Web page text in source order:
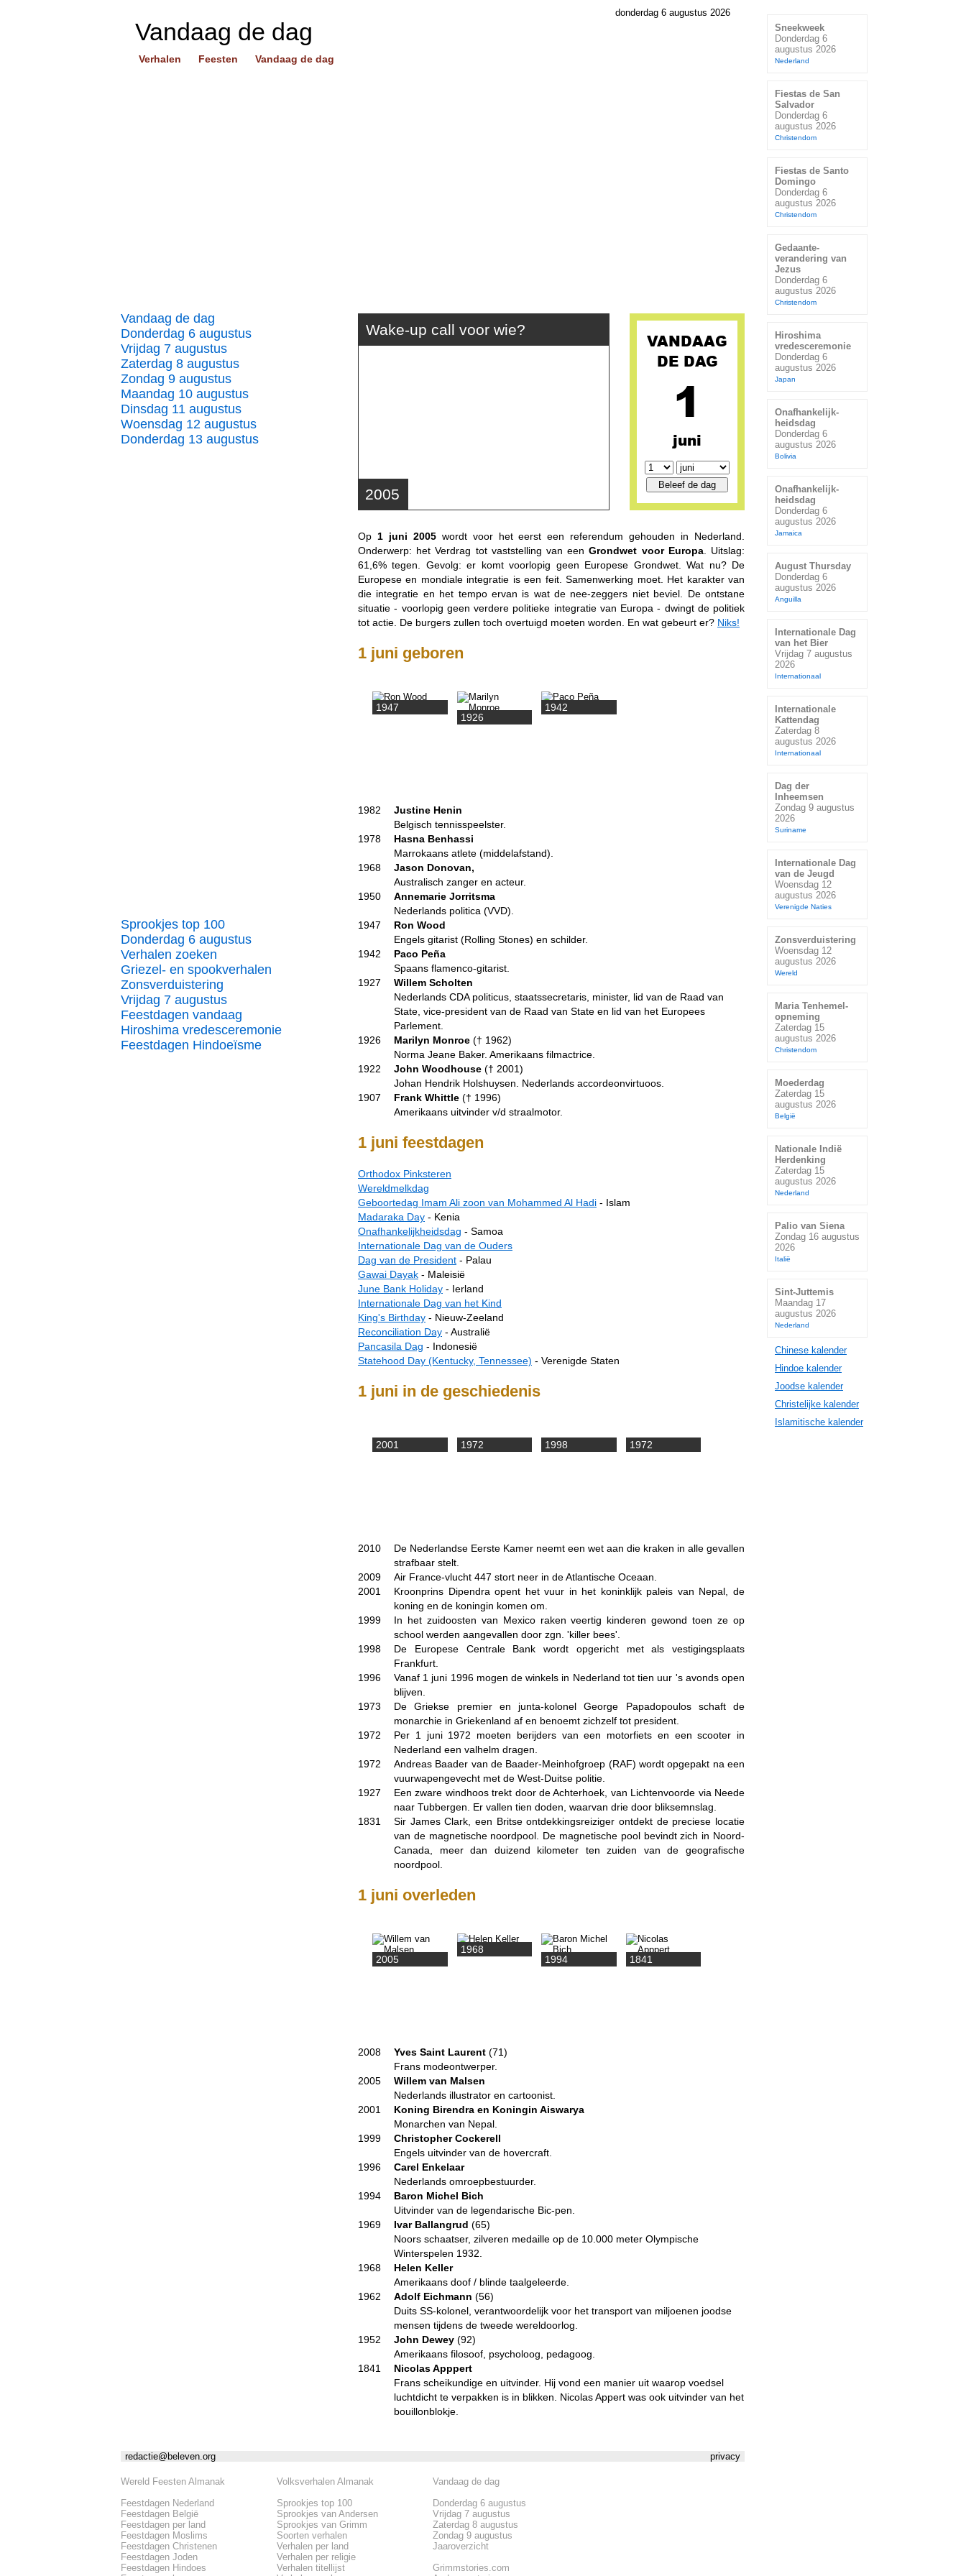
Sneekweek
Donderdag 6
augustus 2026
Nederland
Fiestas de San
Salvador
Donderdag 6
augustus 2026
Christendom
Fiestas de Santo
Domingo
Donderdag 6
augustus 2026
Christendom
Gedaante-
verandering van
Jezus
Donderdag 6
augustus 2026
Christendom
Hiroshima
vredesceremonie
Donderdag 6
augustus 2026
Japan
Onafhankelijk-
heidsdag
Donderdag 6
augustus 2026
Bolivia
Onafhankelijk-
heidsdag
Donderdag 6
augustus 2026
Jamaica
August Thursday
Donderdag 6
augustus 2026
Anguilla
Internationale Dag
van het Bier
Vrijdag 7 augustus
2026
Internationaal
Internationale
Kattendag
Zaterdag 8
augustus 2026
Internationaal
Dag der
Inheemsen
Zondag 9 augustus
2026
Suriname
Internationale Dag
van de Jeugd
Woensdag 12
augustus 2026
Verenigde Naties
Zonsverduistering
Woensdag 12
augustus 2026
Wereld
Maria Tenhemel-
opneming
Zaterdag 15
augustus 2026
Christendom
Moederdag
Zaterdag 15
augustus 2026
België
Nationale Indië
Herdenking
Zaterdag 15
augustus 2026
Nederland
Palio van Siena
Zondag 16 augustus
2026
Italië
Sint-Juttemis
Maandag 17
augustus 2026
Nederland
Chinese kalender
Hindoe kalender
Joodse kalender
Christelijke kalender
Islamitische kalender
donderdag 6 augustus 2026
Vandaag de dag
Verhalen Feesten Vandaag de dag
Vandaag de dag
Donderdag 6 augustus
Vrijdag 7 augustus
Zaterdag 8 augustus
Zondag 9 augustus
Maandag 10 augustus
Dinsdag 11 augustus
Woensdag 12 augustus
Donderdag 13 augustus
Sprookjes top 100
Donderdag 6 augustus
Verhalen zoeken
Griezel- en spookverhalen
Zonsverduistering
Vrijdag 7 augustus
Feestdagen vandaag
Hiroshima vredesceremonie
Feestdagen Hindoeïsme
2005
Wake-up call voor wie?
VANDAAG
DE DAG
1
juni
Op 1 juni 2005wordt voor het eerst een referendum gehouden in Nederland.
Onderwerp: het Verdrag tot vaststelling van eenGrondwet voor Europa. Uitslag:
61,6% tegen. Gevolg: er komt voorlopig geen Europese Grondwet. Wat nu? De
Europese en mondiale integratie is een feit. Samenwerking moet. Het karakter van
die integratie en het tempo ervan is wat de nee-zeggers niet beviel. De ontstane
situatie - voorlopig geen verdere politieke integratie van Europa - dwingt de politiek
tot actie. De burgers zullen toch overtuigd moeten worden. En wat gebeurt er? Niks!
1 juni geboren
1947
1926
1942
1982
Justine Henin
Belgisch tennisspeelster.
1978
Hasna Benhassi
Marrokaans atlete (middelafstand).
1968
Jason Donovan,
Australisch zanger en acteur.
1950
Annemarie Jorritsma
Nederlands politica (VVD).
1947
Ron Wood
Engels gitarist (Rolling Stones) en schilder.
1942
Paco Peña
Spaans flamenco-gitarist.
1927
Willem Scholten
Nederlands CDA politicus, staatssecretaris, minister, lid van de Raad van
State, vice-president van de Raad van State en lid van het Europees
Parlement.
1926
Marilyn Monroe († 1962)
Norma Jeane Baker. Amerikaans filmactrice.
1922
John Woodhouse († 2001)
Johan Hendrik Holshuysen. Nederlands accordeonvirtuoos.
1907
Frank Whittle († 1996)
Amerikaans uitvinder v/d straalmotor.
1 juni feestdagen
Orthodox Pinksteren
Wereldmelkdag
Geboortedag Imam Ali zoon van Mohammed Al Hadi - Islam
Madaraka Day - Kenia
Onafhankelijkheidsdag - Samoa
Internationale Dag van de Ouders
Dag van de President - Palau
Gawai Dayak - Maleisië
June Bank Holiday - Ierland
Internationale Dag van het Kind
King's Birthday - Nieuw-Zeeland
Reconciliation Day - Australië
Pancasila Dag - Indonesië
Statehood Day (Kentucky, Tennessee) - Verenigde Staten
1 juni in de geschiedenis
2001 1972 1998 1972
2010
De Nederlandse Eerste Kamer neemt een wet aan die kraken in alle gevallen
strafbaar stelt.
2009
Air France-vlucht 447 stort neer in de Atlantische Oceaan.
2001
Kroonprins Dipendra opent het vuur in het koninklijk paleis van Nepal, de
koning en de koningin komen om.
1999
In het zuidoosten van Mexico raken veertig kinderen gewond toen ze op
school werden aangevallen door zgn. 'killer bees'.
1998
De Europese Centrale Bank wordt opgericht met als vestigingsplaats
Frankfurt.
1996
Vanaf 1 juni 1996 mogen de winkels in Nederland tot tien uur 's avonds open
blijven.
1973
De Griekse premier en junta-kolonel George Papadopoulos schaft de
monarchie in Griekenland af en benoemt zichzelf tot president.
1972
Per 1 juni 1972 moeten berijders van een motorfiets en een scooter in
Nederland een valhelm dragen.
1972
Andreas Baader van de Baader-Meinhofgroep (RAF) wordt opgepakt na een
vuurwapengevecht met de West-Duitse politie.
1927
Een zware windhoos trekt door de Achterhoek, van Lichtenvoorde via Neede
naar Tubbergen. Er vallen tien doden, waarvan drie door bliksemnslag.
1831
Sir James Clark, een Britse ontdekkingsreiziger ontdekt de preciese locatie
van de magnetische noordpool. De magnetische pool bevindt zich in Noord-
Canada, meer dan duizend kilometer ten zuiden van de geografische
noordpool.
1 juni overleden
2005
1968
1994
1841
2008 Yves Saint Laurent (71)
Frans modeontwerper.
2005
Willem van Malsen
Nederlands illustrator en cartoonist.
2001
Koning Birendra en Koningin Aiswarya
Monarchen van Nepal.
1999
Christopher Cockerell
Engels uitvinder van de hovercraft.
1996
Carel Enkelaar
Nederlands omroepbestuurder.
1994
Baron Michel Bich
Uitvinder van de legendarische Bic-pen.
1969
Ivar Ballangrud (65)
Noors schaatser, zilveren medaille op de 10.000 meter Olympische
Winterspelen 1932.
1968
Helen Keller
Amerikaans doof / blinde taalgeleerde.
1962
Adolf Eichmann (56)
Duits SS-kolonel, verantwoordelijk voor het transport van miljoenen joodse
mensen tijdens de tweede wereldoorlog.
1952
John Dewey (92)
Amerikaans filosoof, psycholoog, pedagoog.
1841
Nicolas Apppert
Frans scheikundige en uitvinder. Hij vond een manier uit waarop voedsel
luchtdicht te verpakken is in blikken. Nicolas Appert was ook uitvinder van het
bouillonblokje.
privacy
redactie@beleven.org
Wereld Feesten Almanak
Feestdagen Nederland
Feestdagen België
Feestdagen per land
Feestdagen Moslims
Feestdagen Christenen
Feestdagen Joden
Feestdagen Hindoes
Volksverhalen Almanak
Sprookjes top 100
Sprookjes van Andersen
Sprookjes van Grimm
Soorten verhalen
Verhalen per land
Verhalen per religie
Verhalen titellijst
Vandaag de dag
Donderdag 6 augustus
Vrijdag 7 augustus
Zaterdag 8 augustus
Zondag 9 augustus
Jaaroverzicht
Grimmstories.com